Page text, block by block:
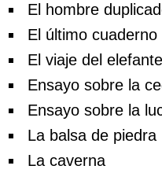
El hombre
El último cuaderno
El viaje del elefante
Ensayo sobre la
Ensayo sobre la
La balsa de piedra
La caverna